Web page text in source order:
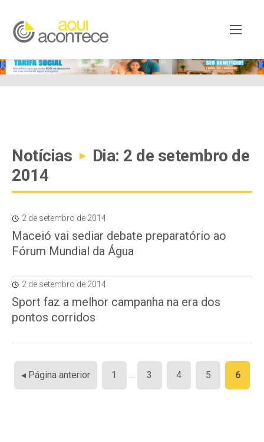
Xy8lpYSLnxw-AX8 google-site-verification:
googleb82de9a22cec23e8.html
Notícias ▸
Dia: 2 de setembro de
2014
2 de setembro de 2014
Maceió vai sediar debate preparatório ao
Fórum Mundial da Água
2 de setembro de 2014
Sport faz a melhor campanha na era dos
pontos corridos
Paginação
de
◂ Página anterior 1 … 3 4 5 6